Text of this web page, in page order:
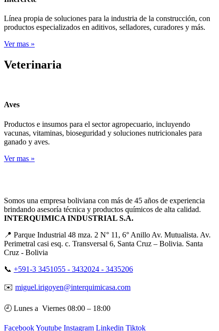
Línea propia de soluciones para la industria de la construcción, con
productos especializados en aditivos, selladores, curadores y más.
Ver mas »
Veterinaria
Aves
Productos e insumos para el sector agropecuario, incluyendo
vacunas, vitaminas, bioseguridad y soluciones nutricionales para
ganado y aves.
Ver mas »
Somos una empresa boliviana con más de 45 años de experiencia
brindando asesoría técnica y productos químicos de alta calidad.
INTERQUIMICA INDUSTRIAL S.A.
📍 Parque Industrial 48 mza. 2 N° 11, 6° Anillo Av. Mutualista. Av.
Perimetral casi esq. c. Transversal 6, Santa Cruz – Bolivia. Santa
Cruz - Bolivia
📞 +591-3 3451055 - 3432024 - 3435206
✉️ miguel.irigoyen@interquimicasa.com
🕘 Lunes a Viernes 08:00 – 18:00
FacebookYoutube Instagram Linkedin Tiktok